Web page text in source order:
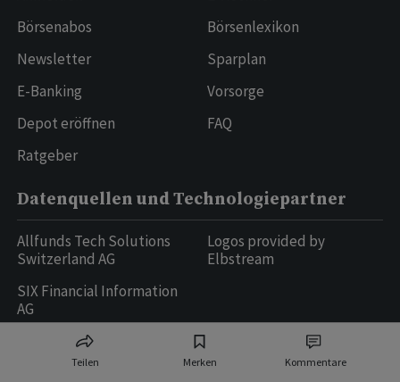
Teilen Merken Kommentare
Börsenabos
Newsletter
E-Banking
Depot eröffnen
Ratgeber
Börsenlexikon
Sparplan
Vorsorge
FAQ
Datenquellen und Technologiepartner
Allfunds Tech Solutions
Switzerland AG
SIX Financial Information
AG
Logos provided by
Elbstream